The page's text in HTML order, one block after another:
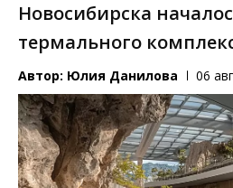
Новосибирска
термального
Автор: Юлия Данилова 06